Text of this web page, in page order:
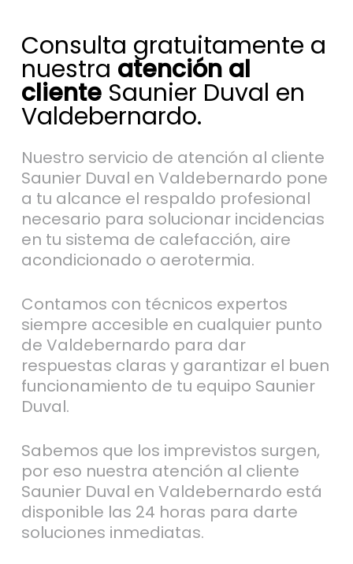
Consulta gratuitamente a
nuestra atención al
clienteSaunier Duval en
Valdebernardo.
Nuestro servicio de atención al cliente
Saunier Duval en Valdebernardo pone
a tu alcance el respaldo profesional
necesario para solucionar incidencias
en tu sistema de calefacción, aire
acondicionado o aerotermia.
Contamos con técnicos expertos
siempre accesible en cualquier punto
de Valdebernardo para dar
respuestas claras y garantizar el buen
funcionamiento de tu equipo Saunier
Duval.
Sabemos que los imprevistos surgen,
por eso nuestra atención al cliente
Saunier Duval en Valdebernardo está
disponible las 24 horas para darte
soluciones inmediatas.